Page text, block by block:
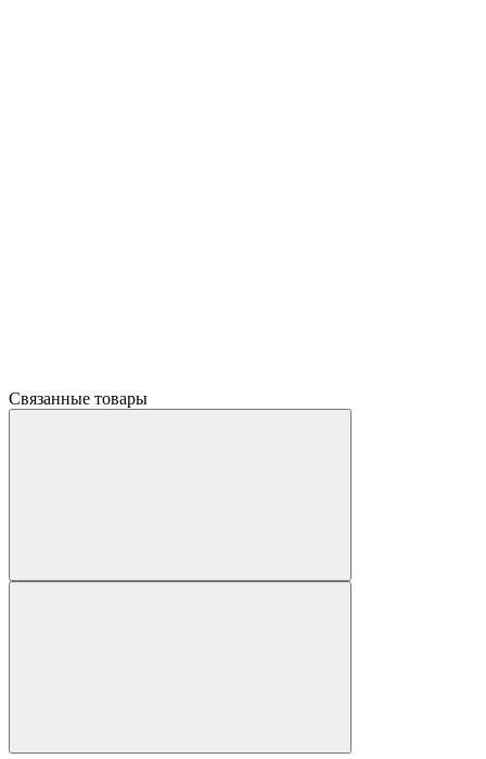
Связанные товары